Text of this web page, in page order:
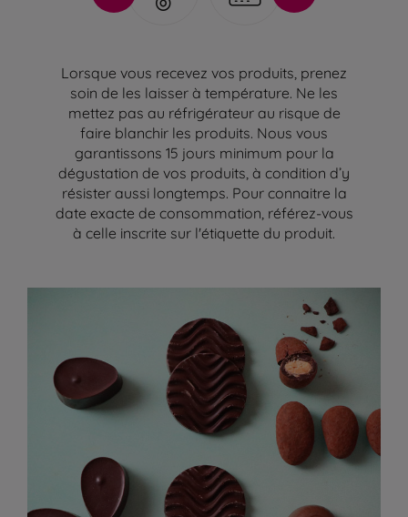
Lorsque vous recevez vos produits, prenez
soin de les laisser à température. Ne les
mettez pas au réfrigérateur au risque de
faire blanchir les produits. Nous vous
garantissons 15 jours minimum pour la
dégustation de vos produits, à condition d’y
résister aussi longtemps. Pour connaitre la
date exacte de consommation, référez-vous
à celle inscrite sur l'étiquette du produit.